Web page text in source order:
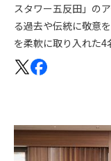
スタワー五反田」の
る過去や伝統に敬意
を柔軟に取り入れた4